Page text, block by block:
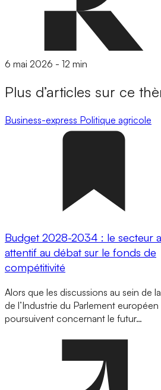
6 mai 2026 - 12 min
Plus d’articles sur ce
Business-express Politique agricole
Budget 2028-2034 : le secteur
attentif au débat sur le fonds de
compétitivité
Alors que les discussions au sein de
de l’Industrie du Parlement européen
poursuivent concernant le futur…